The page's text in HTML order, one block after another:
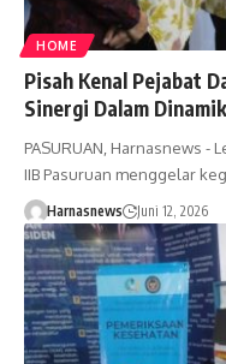
HOME
Pisah Kenal Pejabat
Sinergi Dalam
PASURUAN, Harnasnews -
IIB Pasuruan menggelar
Harnasnews Juni 12, 2026